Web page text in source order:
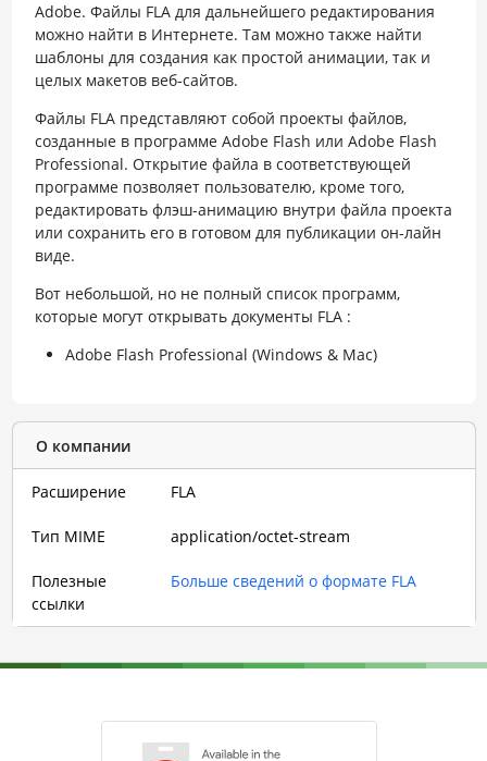
Adobe. Файлы FLA для дальнейшего редактирования
можно найти в Интернете. Там можно также найти
шаблоны для создания как простой анимации, так и
целых макетов веб-сайтов.
Файлы FLA представляют собой проекты файлов,
созданные в программе Adobe Flash или Adobe Flash
Professional. Открытие файла в соответствующей
программе позволяет пользователю, кроме того,
редактировать флэш-анимацию внутри файла проекта
или сохранить его в готовом для публикации он-лайн
виде.
Вот небольшой, но не полный список программ,
которые могут открывать документы FLA :
Adobe Flash Professional (Windows & Mac)
О компании
Расширение FLA
Тип MIME application/octet-stream
Полезные
ссылки
Больше сведений о формате FLA